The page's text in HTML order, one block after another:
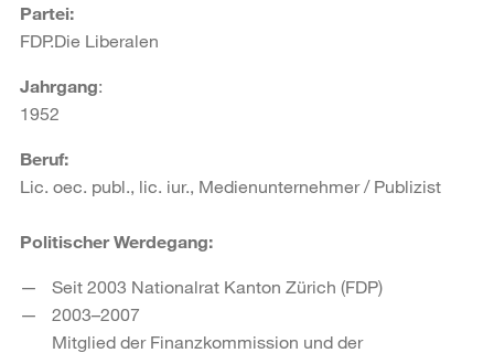
Partei:
FDP.Die Liberalen
Jahrgang:
1952
Beruf:
Lic. oec. publ., lic. iur., Medienunternehmer / Publizist
Politischer Werdegang:
Seit 2003 Nationalrat Kanton Zürich (FDP)
2003–2007
Mitglied der Finanzkommission und der